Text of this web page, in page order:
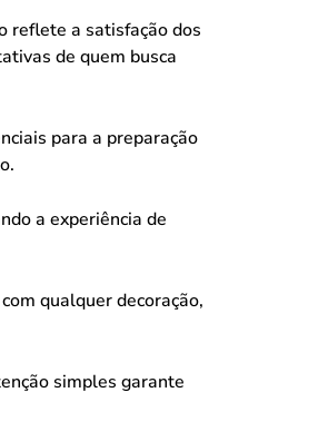
reflete a satisfação dos
de quem busca
para a preparação
a experiência de
qualquer decoração,
simples garante